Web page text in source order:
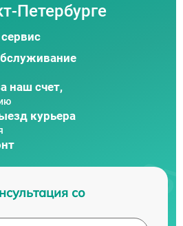
Петербурге
наш счет,
курьера
со